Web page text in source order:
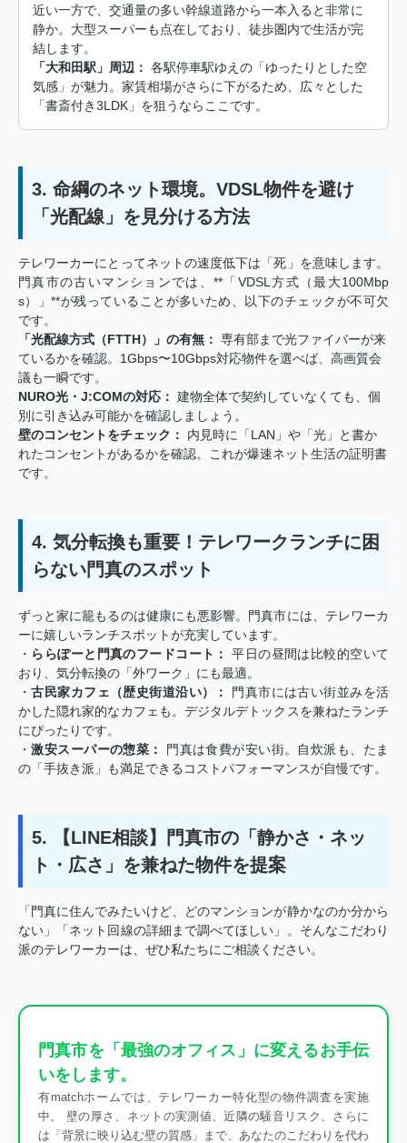
近い一方で、交通量の多い幹線道路から一本入ると非常に
静か。大型スーパーも点在しており、徒歩圏内で生活が完
結します。
「大和田駅」周辺： 各駅停車駅ゆえの「ゆったりとした空
気感」が魅力。家賃相場がさらに下がるため、広々とした
「書斎付き3LDK」を狙うならここです。
3. 命綱のネット環境。VDSL物件を避け
「光配線」を見分ける方法
テレワーカーにとってネットの速度低下は「死」を意味します。
門真市の古いマンションでは、**「VDSL方式（最大100Mbp
s）」**が残っていることが多いため、以下のチェックが不可欠
です。
「光配線方式（FTTH）」の有無： 専有部まで光ファイバーが来
ているかを確認。1Gbps〜10Gbps対応物件を選べば、高画質会
議も一瞬です。
NURO光・J:COMの対応： 建物全体で契約していなくても、個
別に引き込み可能かを確認しましょう。
壁のコンセントをチェック：
内見時に「LAN」や「光」と書か
れたコンセントがあるかを確認。これが爆速ネット生活の証明書
です。
4. 気分転換も重要！テレワークランチに困
らない門真のスポット
ずっと家に籠もるのは健康にも悪影響。門真市には、テレワーカ
ーに嬉しいランチスポットが充実しています。
・ ららぽーと門真のフードコート：
平日の昼間は比較的空いて
おり、気分転換の「外ワーク」にも最適。
・古民家カフェ（歴史街道沿い）：
門真市には古い街並みを活
かした隠れ家的なカフェも。デジタルデトックスを兼ねたランチ
にぴったりです。
・激安スーパーの惣菜：
門真は食費が安い街。自炊派も、たま
の「手抜き派」も満足できるコストパフォーマンスが自慢です。
5. 【LINE相談】門真市の「静かさ・ネッ
ト・広さ」を兼ねた物件を提案
「門真に住んでみたいけど、どのマンションが静かなのか分から
ない」「ネット回線の詳細まで調べてほしい」。そんなこだわり
派のテレワーカーは、ぜひ私たちにご相談ください。
門真市を「最強のオフィス」に変えるお手伝
いをします。
有matchホームでは、テレワーカー特化型の物件調査を実施
中。 壁の厚さ、ネットの実測値、近隣の騒音リスク、さらに
は「背景に映り込む壁の質感」まで、あなたのこだわりを代わ